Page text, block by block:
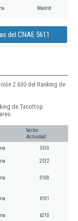
Madrid
del CNAE 5611
2.630 del Ranking de
de Tacottop
Sector
Actividad
5510
2512
3100
4101
6210